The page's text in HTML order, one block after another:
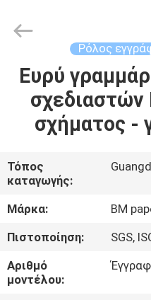
ΣΠΊΤΙ
ΠΡΟΪΌΝΤΑ
ΣΧΕΤΙΚΆ
ΜΕ
ΕΜΆΣ
ΕΠΙΣΚΕΨΉ
ΕΡΓΟΣΤΑΣΊΟΥ
BMPAPER
CO.,LTD.
Ρόλος
Ευρύ
σχήματος -
Τόπος
καταγωγής:
Μάρκα:
BM
Πιστοποίηση:
SGS,
Αριθμό
μοντέλου: